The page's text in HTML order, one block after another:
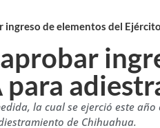
ingreso de elementos del
para
la cual se ejerció este
de Chihuahua.